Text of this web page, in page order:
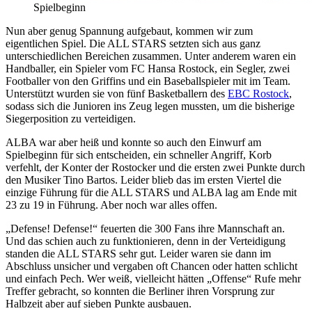
Spielbeginn
Nun aber genug Spannung aufgebaut, kommen wir zum
eigentlichen Spiel. Die ALL STARS setzten sich aus ganz
unterschiedlichen Bereichen zusammen. Unter anderem waren ein
Handballer, ein Spieler vom FC Hansa Rostock, ein Segler, zwei
Footballer von den Griffins und ein Baseballspieler mit im Team.
Unterstützt wurden sie von fünf Basketballern des EBC Rostock,
sodass sich die Junioren ins Zeug legen mussten, um die bisherige
Siegerposition zu verteidigen.
ALBA war aber heiß und konnte so auch den Einwurf am
Spielbeginn für sich entscheiden, ein schneller Angriff, Korb
verfehlt, der Konter der Rostocker und die ersten zwei Punkte durch
den Musiker Tino Bartos. Leider blieb das im ersten Viertel die
einzige Führung für die ALL STARS und ALBA lag am Ende mit
23 zu 19 in Führung. Aber noch war alles offen.
„Defense! Defense!“ feuerten die 300 Fans ihre Mannschaft an.
Und das schien auch zu funktionieren, denn in der Verteidigung
standen die ALL STARS sehr gut. Leider waren sie dann im
Abschluss unsicher und vergaben oft Chancen oder hatten schlicht
und einfach Pech. Wer weiß, vielleicht hätten „Offense“ Rufe mehr
Treffer gebracht, so konnten die Berliner ihren Vorsprung zur
Halbzeit aber auf sieben Punkte ausbauen.